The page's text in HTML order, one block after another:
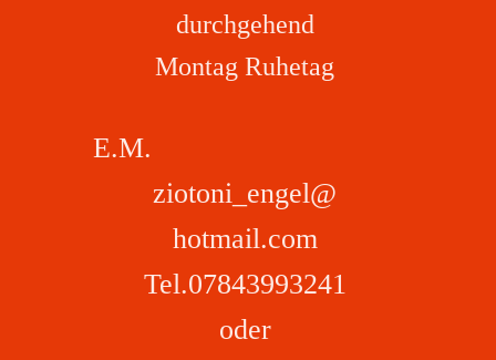
durchgehend
Montag Ruhetag
E.M.
ziotoni_engel@
hotmail.com
Tel.07843993241
oder